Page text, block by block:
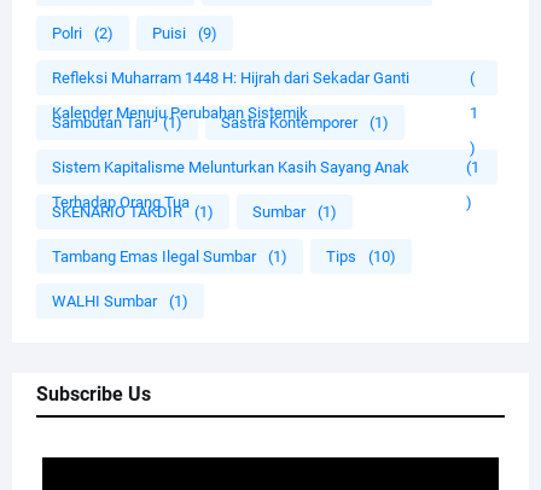
Polri (2) Puisi (9)
Refleksi Muharram 1448 H: Hijrah dari Sekadar Ganti
Kalender Menuju Perubahan Sistemik
(
1
)
Sambutan Tari (1) Sastra Kontemporer (1)
Sistem Kapitalisme Melunturkan Kasih Sayang Anak
Terhadap Orang Tua
(1
)
SKENARIO TAKDIR (1) Sumbar (1)
Tambang Emas Ilegal Sumbar (1) Tips (10)
WALHI Sumbar (1)
Subscribe Us